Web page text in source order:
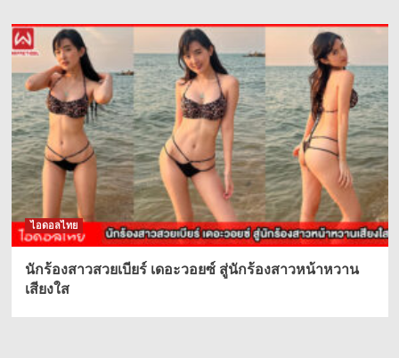
ไอดอลไทย
นักร้องสาวสวยเบียร์ เดอะวอยซ์ สู่นักร้องสาวหน้าหวาน
เสียงใส